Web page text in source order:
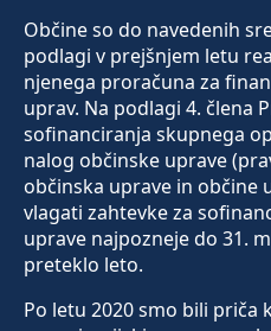
Občine so do navedenih
podlagi v prejšnjem letu
njenega proračuna za
uprav. Na podlagi 4. člena
sofinanciranja skupnega
nalog občinske uprave
občinska uprave in občine
vlagati zahtevke za
uprave najpozneje do 31.
preteklo leto.
Po letu 2020 smo bili priča